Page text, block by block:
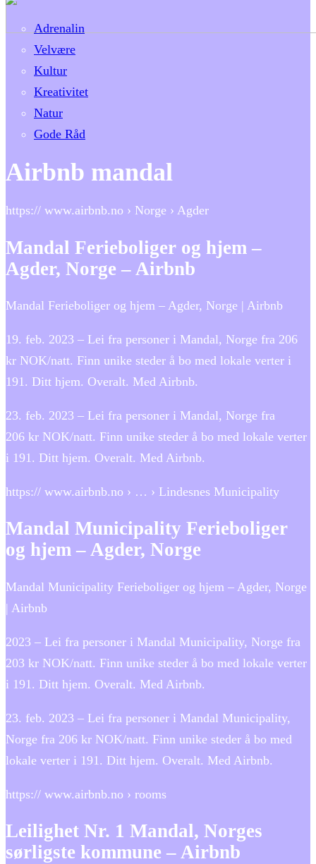
Adrenalin
Velvære
Kultur
Kreativitet
Natur
Gode Råd
Airbnb mandal
https:// www.airbnb.no › Norge › Agder
Mandal Ferieboliger og hjem –
Agder, Norge – Airbnb
Mandal Ferieboliger og hjem – Agder, Norge | Airbnb
19. feb. 2023 – Lei fra personer i Mandal, Norge fra 206
kr NOK/natt. Finn unike steder å bo med lokale verter i
191. Ditt hjem. Overalt. Med Airbnb.
23. feb. 2023 – Lei fra personer i Mandal, Norge fra
206 kr NOK/natt. Finn unike steder å bo med lokale verter
i 191. Ditt hjem. Overalt. Med Airbnb.
https:// www.airbnb.no › … › Lindesnes Municipality
Mandal Municipality Ferieboliger
og hjem – Agder, Norge
Mandal Municipality Ferieboliger og hjem – Agder, Norge
| Airbnb
2023 – Lei fra personer i Mandal Municipality, Norge fra
203 kr NOK/natt. Finn unike steder å bo med lokale verter
i 191. Ditt hjem. Overalt. Med Airbnb.
23. feb. 2023 – Lei fra personer i Mandal Municipality,
Norge fra 206 kr NOK/natt. Finn unike steder å bo med
lokale verter i 191. Ditt hjem. Overalt. Med Airbnb.
https:// www.airbnb.no › rooms
Leilighet Nr. 1 Mandal, Norges
sørligste kommune – Airbnb